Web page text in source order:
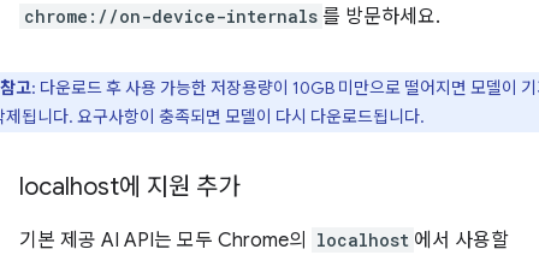
chrome://on-device-internals 를 방문하세요.
참고: 다운로드 후 사용 가능한 저장용량이 10GB 미만으로 떨어지면 모델이
제됩니다. 요구사항이 충족되면 모델이 다시 다운로드됩니다.
localhost에 지원 추가
기본 제공 AI API는 모두 Chrome의 localhost 에서 사용할